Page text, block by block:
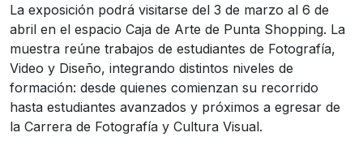
La exposición podrá visitarse del 3 de marzo al 6 de
abril en el espacio Caja de Arte de Punta Shopping. La
muestra reúne trabajos de estudiantes de Fotografía,
Video y Diseño, integrando distintos niveles de
formación: desde quienes comienzan su recorrido
hasta estudiantes avanzados y próximos a egresar de
la Carrera de Fotografía y Cultura Visual.